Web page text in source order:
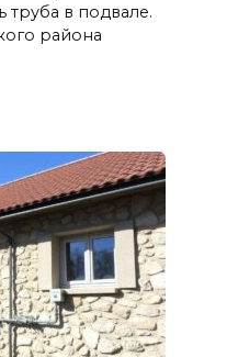
труба в подвале.
района